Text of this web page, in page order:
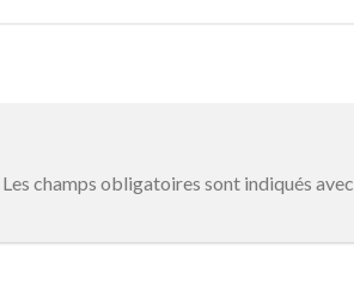
Les champs obligatoires sont indiqués avec